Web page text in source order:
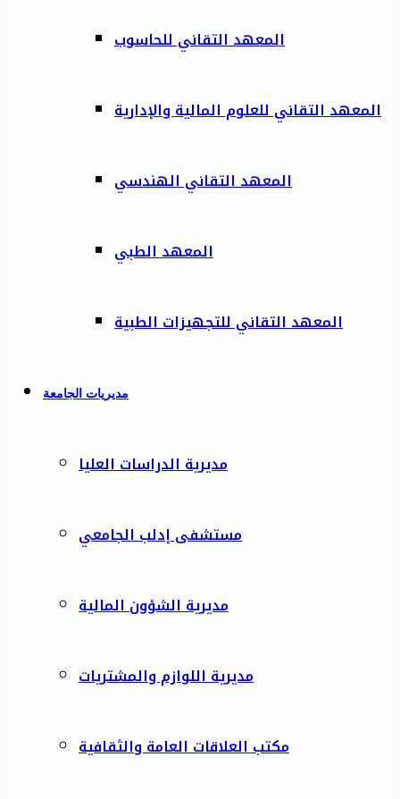
المعهد التقاني للحاسوب
المعهد التقاني للعلوم المالية والإدارية
المعهد التقاني الهندسي
المعهد الطبي
المعهد التقاني للتجهيزات الطبية
مديريات الجامعة
مديرية الدراسات العليا
مستشفى إدلب الجامعي
مديرية الشؤون المالية
مديرية اللوازم والمشتريات
مكتب العلاقات العامة والثقافية